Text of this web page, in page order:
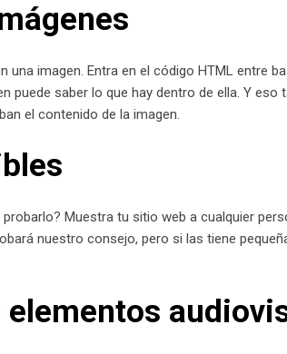
imagen. Entra en el código HTML entre
saber lo que hay dentro de ella. Y eso
el contenido de la imagen.
Muestra tu sitio web a cualquier
nuestro consejo, pero si las tiene